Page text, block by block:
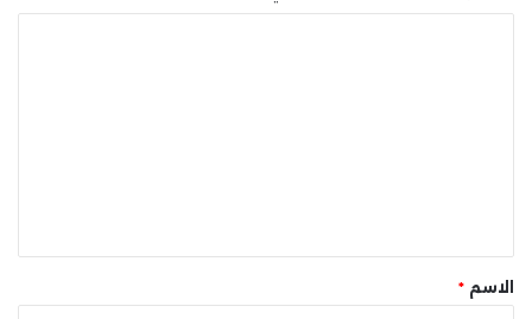
* الاسم *